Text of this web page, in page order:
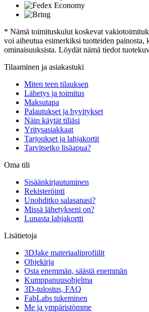
* Nämä toimituskulut koskevat
voi aiheutua esimerkiksi tuotteiden painosta,
ominaisuuksista. Löydät nämä tiedot
Tilaaminen ja asiakastuki
Miten teen tilauksen
Lähetys ja toimitus
Maksutapa
Palautukset ja hyvitykset
Näin käytät tiliäsi
Yritysasiakkaat
Tarjoukset ja lahjakortit
Tarvitsetko lisäapua?
Oma tili
Sisäänkirjautuminen
Rekisteröinti
Unohditko salasanasi?
Missä lähetykseni on?
Lunasta lahjakortti
Lisätietoja
3DJake materiaaliprofiilit
Ohjekirja
Osta enemmän, säästä enemmän
Kumppanuusohjelma
3D-tulostus, FAQ
FabLabs tukeminen
Me ja ympäristömme